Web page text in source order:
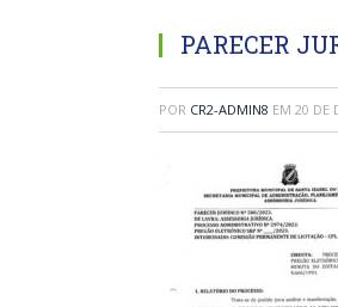
PARECER
POR CR2-ADMIN8 EM 20 DE